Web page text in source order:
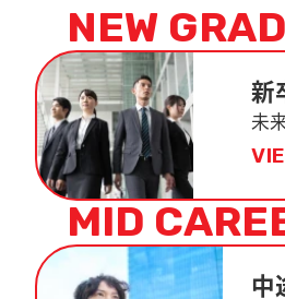
NEW
新
未
MID
中